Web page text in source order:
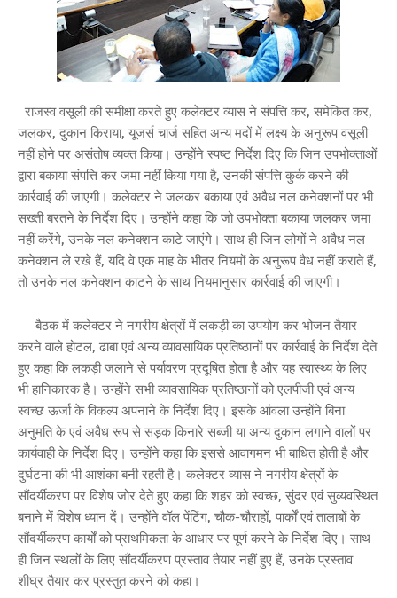
राजस्व वसूली की समीक्षा करते हुए कलेक्टर व्यास ने संपत्ति कर, समेकित कर,
जलकर, दुकान किराया, यूजर्स चार्ज सहित अन्य मदों में लक्ष्य के अनुरूप वसूली
नहीं होने पर असंतोष व्यक्त किया। उन्होंने स्पष्ट निर्देश दिए कि जिन उपभोक्ताओं
द्वारा बकाया संपत्ति कर जमा नहीं किया गया है, उनकी संपत्ति कुर्क करने की
कार्रवाई की जाएगी। कलेक्टर ने जलकर बकाया एवं अवैध नल कनेक्शनों पर भी
सख्ती बरतने के निर्देश दिए। उन्होंने कहा कि जो उपभोक्ता बकाया जलकर जमा
नहीं करेंगे, उनके नल कनेक्शन काटे जाएंगे। साथ ही जिन लोगों ने अवैध नल
कनेक्शन ले रखे हैं, यदि वे एक माह के भीतर नियमों के अनुरूप वैध नहीं कराते हैं,
तो उनके नल कनेक्शन काटने के साथ नियमानुसार कार्रवाई की जाएगी।
बैठक में कलेक्टर ने नगरीय क्षेत्रों में लकड़ी का उपयोग कर भोजन तैयार
करने वाले होटल, ढाबा एवं अन्य व्यावसायिक प्रतिष्ठानों पर कार्रवाई के निर्देश देते
हुए कहा कि लकड़ी जलाने से पर्यावरण प्रदूषित होता है और यह स्वास्थ्य के लिए
भी हानिकारक है। उन्होंने सभी व्यावसायिक प्रतिष्ठानों को एलपीजी एवं अन्य
स्वच्छ ऊर्जा के विकल्प अपनाने के निर्देश दिए। इसके आंवला उन्होंने बिना
अनुमति के एवं अवैध रूप से सड़क किनारे सब्जी या अन्य दुकान लगाने वालों पर
कार्यवाही के निर्देश दिए। उन्होंने कहा कि इससे आवागमन भी बाधित होती है और
दुर्घटना की भी आशंका बनी रहती है। कलेक्टर व्यास ने नगरीय क्षेत्रों के
सौंदर्यीकरण पर विशेष जोर देते हुए कहा कि शहर को स्वच्छ, सुंदर एवं सुव्यवस्थित
बनाने में विशेष ध्यान दें। उन्होंने वॉल पेंटिंग, चौक-चौराहों, पार्कों एवं तालाबों के
सौंदर्यीकरण कार्यों को प्राथमिकता के आधार पर पूर्ण करने के निर्देश दिए। साथ
ही जिन स्थलों के लिए सौंदर्यीकरण प्रस्ताव तैयार नहीं हुए हैं, उनके प्रस्ताव
शीघ्र तैयार कर प्रस्तुत करने को कहा।